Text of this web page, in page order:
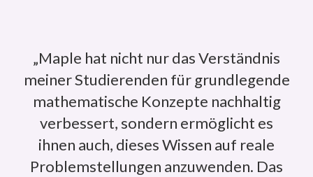
„Maple hat nicht nur das Verständnis
meiner Studierenden für grundlegende
mathematische Konzepte nachhaltig
verbessert, sondern ermöglicht es
ihnen auch, dieses Wissen auf reale
Problemstellungen anzuwenden. Das